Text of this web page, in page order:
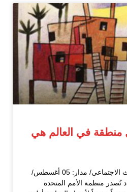
23: كل منطقة في العالم هي
معهد القارات الثلاث للبحث الاجتماعي/ مدار: 05 أغسطس/
براشاد تُصدر منظمة الأمم المتحدة